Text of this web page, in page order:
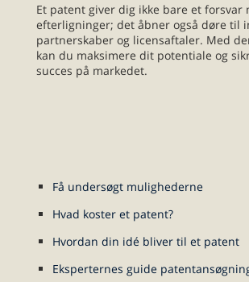
Et patent giver dig ikke bare et forsvar
efterligninger; det åbner også døre til
partnerskaber og licensaftaler. Med
kan du maksimere dit potentiale og
succes på markedet.
Få undersøgt mulighederne
Hvad koster et patent?
Hvordan din idé bliver til et patent
Eksperternes guide